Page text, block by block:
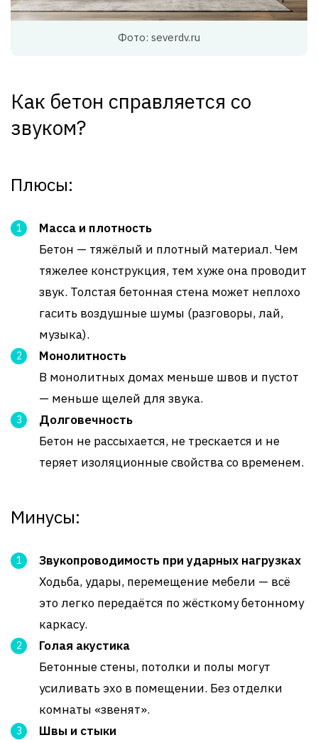
Фото: severdv.ru
Как бетон справляется со
звуком?
Плюсы:
Масса и плотность
Бетон — тяжёлый и плотный материал. Чем
тяжелее конструкция, тем хуже она проводит
звук. Толстая бетонная стена может неплохо
гасить воздушные шумы (разговоры, лай,
музыка).
Монолитность
В монолитных домах меньше швов и пустот
— меньше щелей для звука.
Долговечность
Бетон не рассыхается, не трескается и не
теряет изоляционные свойства со временем.
Минусы:
Звукопроводимость при ударных нагрузках
Ходьба, удары, перемещение мебели — всё
это легко передаётся по жёсткому бетонному
каркасу.
Голая акустика
Бетонные стены, потолки и полы могут
усиливать эхо в помещении. Без отделки
комнаты «звенят».
Швы и стыки